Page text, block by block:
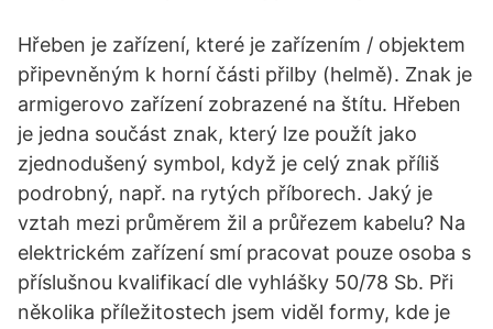
Hřeben je zařízení, které je zařízením / objektem
připevněným k horní části přilby (helmě). Znak je
armigerovo zařízení zobrazené na štítu. Hřeben
je jedna součást znak, který lze použít jako
zjednodušený symbol, když je celý znak příliš
podrobný, např. na rytých příborech. Jaký je
vztah mezi průměrem žil a průřezem kabelu? Na
elektrickém zařízení smí pracovat pouze osoba s
příslušnou kvalifikací dle vyhlášky 50/78 Sb. Při
několika příležitostech jsem viděl formy, kde je